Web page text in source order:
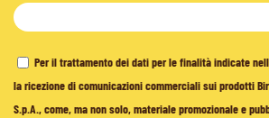
Per il trattamento dei dati per le finalità indicate
la ricezione di comunicazioni commerciali sui prodotti
S.p.A., come, ma non solo, materiale promozionale e